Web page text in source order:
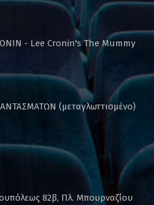
- Lee Cronin's The Mummy
(μεταγλωττισμένο)
82β, Πλ. Μπουρναζίου